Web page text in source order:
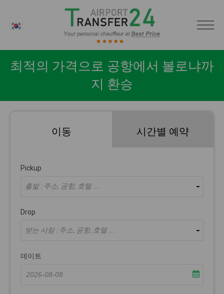
최적의 가격으로 공항에서 볼로냐까
지 환승
이동 시간별 예약
Pickup
출발 : 주소, 공항, 호텔 ...
Drop
받는 사람 : 주소, 공항, 호텔 ...
데이트